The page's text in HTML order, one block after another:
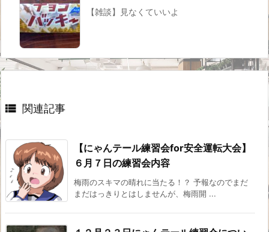
【雑談】見なくていいよ
 関連記事
【にゃんテール練習会for安全運転大会】
６月７日の練習会内容
梅雨のスキマの晴れに当たる！？ 予報なのでまだ
まだはっきりとはしませんが、梅雨開 ...